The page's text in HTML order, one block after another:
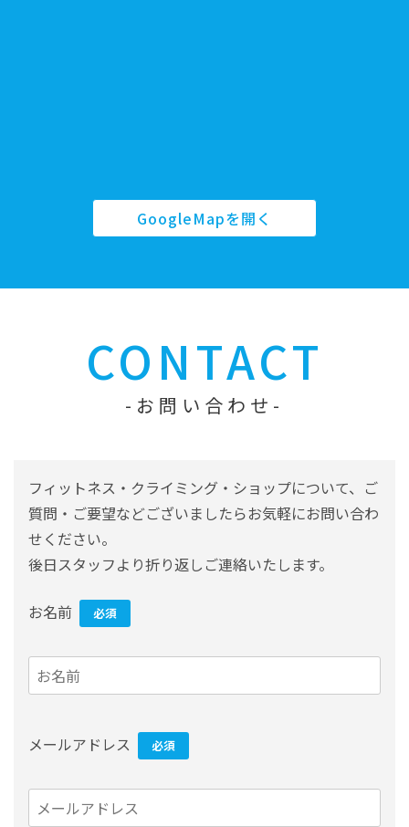
GoogleMapを開く
CONTACT
お問い合わせ
フィットネス・クライミング・ショップについて、ご
質問・ご要望などございましたらお気軽にお問い合わ
せください。
後日スタッフより折り返しご連絡いたします。
お名前 必須
メールアドレス 必須